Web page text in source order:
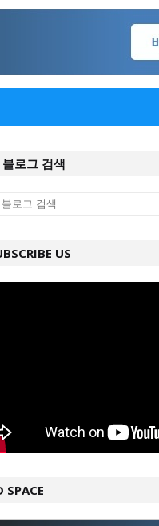
블로그 검색
US
SPACE